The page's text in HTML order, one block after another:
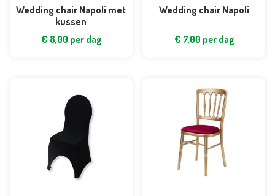
Wedding chair Napoli met
kussen
€ 8,00 per dag
Wedding chair Napoli
€ 7,00 per dag